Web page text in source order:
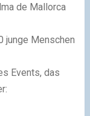
de Mallorca
junge Menschen
Events, das